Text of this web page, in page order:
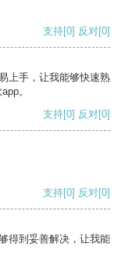
支持[0] 反对[0]
上手，让我能够快速熟
。
支持[0] 反对[0]
支持[0] 反对[0]
得到妥善解决，让我能